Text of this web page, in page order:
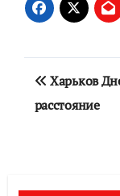
по
Харьков
расстояние